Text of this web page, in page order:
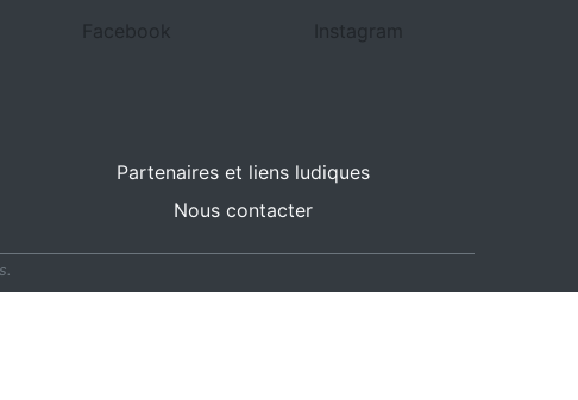
Facebook Instagram
Partenaires et liens ludiques
Nous contacter